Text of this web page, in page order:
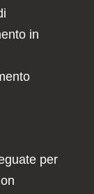
in
per